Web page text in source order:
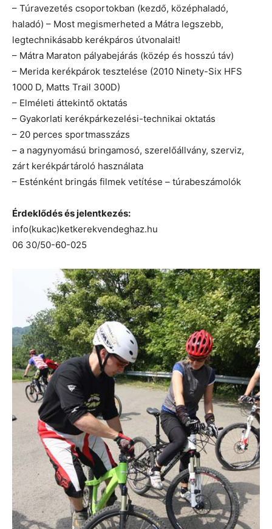
– Túravezetés csoportokban (kezdő, középhaladó,
haladó) – Most megismerheted a Mátra legszebb,
legtechnikásabb kerékpáros útvonalait!
– Mátra Maraton pályabejárás (közép és hosszú táv)
– Merida kerékpárok tesztelése (2010 Ninety-Six HFS
1000 D, Matts Trail 300D)
– Elméleti áttekintő oktatás
– Gyakorlati kerékpárkezelési-technikai oktatás
– 20 perces sportmasszázs
– a nagynyomású bringamosó, szerelőállvány, szerviz,
zárt kerékpártároló használata
– Esténként bringás filmek vetítése – túrabeszámolók
Érdeklődés és jelentkezés:
info(kukac)ketkerekvendeghaz.hu
06 30/50-60-025